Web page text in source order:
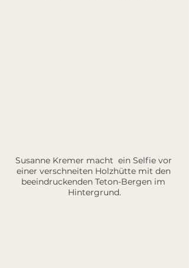
Susanne Kremer macht  ein Selfie vor
einer verschneiten Holzhütte mit den
beeindruckenden Teton-Bergen im
Hintergrund.